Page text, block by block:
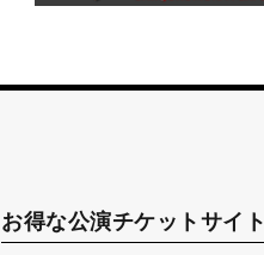
お得な公演チケットサイト